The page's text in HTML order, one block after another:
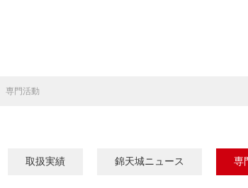
専門活動
取扱実績 錦天城ニュース 専